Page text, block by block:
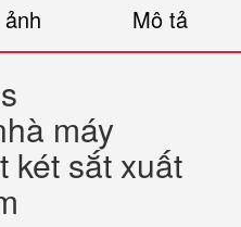
Mô tả
máy
két sắt xuất